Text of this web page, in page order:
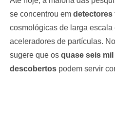
se concentrou em detectores
cosmológicas de larga escala
aceleradores de partículas.
sugere que os quase seis
descobertos podem servir